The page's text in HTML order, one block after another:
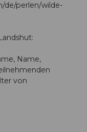
de/perlen/wilde-
Name,
von